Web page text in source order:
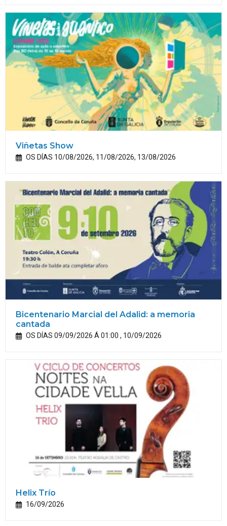
Viñetas Show
OS DÍAS 10/08/2026, 11/08/2026, 13/08/2026
Bicentenario Marcial del Adalid: a memoria
cantada
OS DÍAS 09/09/2026 Á 01:00 , 10/09/2026
Helix Trío
16/09/2026